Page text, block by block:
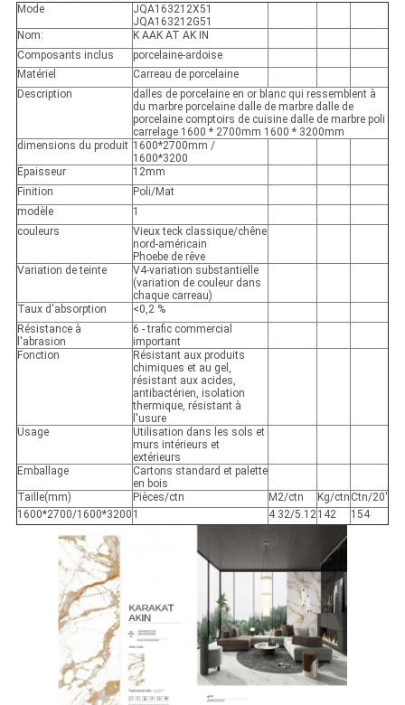
Mode
JQA163212X51
JQA163212G51
Nom:
K AAK AT AK IN
Composants inclus
porcelaine-ardoise
Matériel
Carreau de porcelaine
Description
dalles de porcelaine en or blanc qui ressemblent à
du marbre porcelaine dalle de marbre dalle de
porcelaine comptoirs de cuisine dalle de marbre poli
carrelage 1600 * 2700mm 1600 * 3200mm
dimensions du produit 1600*2700mm /
1600*3200
Épaisseur
12mm
Finition
Poli/Mat
modèle
1
couleurs
Vieux teck classique/chêne
nord-américain
Phoebe de rêve
Variation de teinte
V4-variation substantielle
(variation de couleur dans
chaque carreau)
Taux d'absorption
<0,2 %
Résistance à
l'abrasion
6 - trafic commercial
important
Fonction
Résistant aux produits
chimiques et au gel,
résistant aux acides,
antibactérien, isolation
thermique, résistant à
l'usure
Usage
Utilisation dans les sols et
murs intérieurs et
extérieurs
Emballage
Cartons standard et palette
en bois
Taille(mm)
Pièces/ctn M2/ctn Kg/ctn Ctn/20'
1600*2700/1600*3200 1 4.32/5.12142 154